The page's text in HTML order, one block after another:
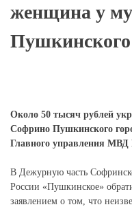
женщина у
Пушкинского
Около 50 тысяч рублей
Софрино Пушкинского
Главного управления МВД
В Дежурную часть
России «Пушкинское»
заявлением о том, что